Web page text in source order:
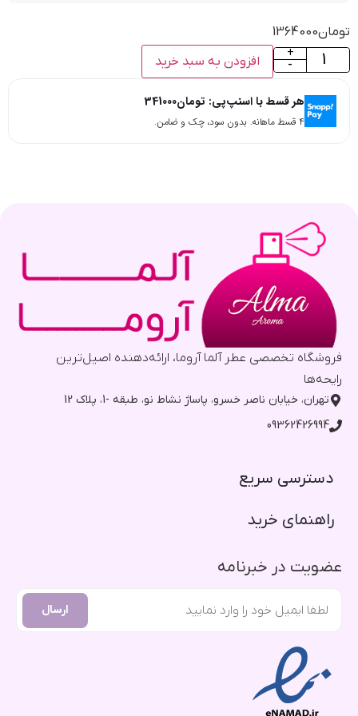
تومان1364000
-
+
افزودن به سبد خرید
هر قسط با اسنپ‌پی: تومان341000
۴ قسط ماهانه. بدون سود، چک و ضامن.
فروشگاه تخصصی عطر آلما آروما، ارائه‌دهنده اصیل‌ترین
رایحه‌ها
تهران، خیابان ناصر خسرو، پاساژ نشاط نو، طبقه -1، پلاک 12
09362426994
دسترسی سریع​
راهنمای خرید​
عضویت در خبرنامه
ارسال